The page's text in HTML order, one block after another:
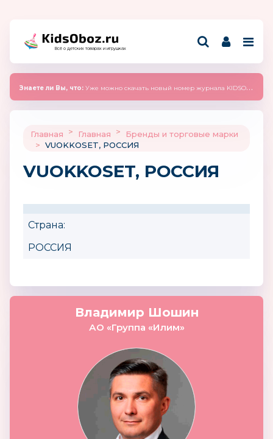
Всё о детских товарах и игрушках
Знаете ли Вы, что: Уже можно скачать новый номер журнала KIDSOBOZ 2025 (сентябрь)
Главная > Главная >
Бренды и торговые марки
> VUOKKOSET, РОССИЯ
VUOKKOSET, РОССИЯ
Страна:
РОССИЯ
Владимир Шошин
АО «Группа «Илим»